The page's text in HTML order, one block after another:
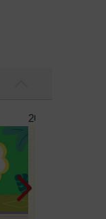
近
台灣角川2026